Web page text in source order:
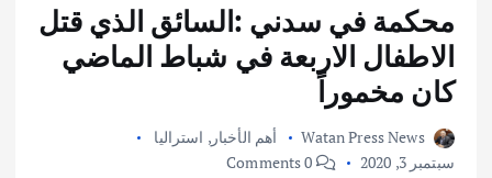
محكمة في سدني :السائق الذي قتل
الاطفال الاربعة في شباط الماضي
كان مخموراً
Watan Press News أهم الأخبار, استراليا
سبتمبر 3, 2020